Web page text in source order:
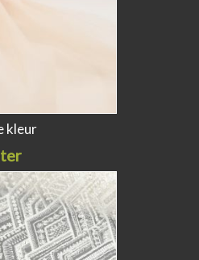
kleur